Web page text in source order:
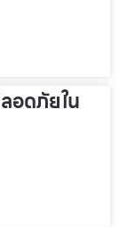
อดภัยใน